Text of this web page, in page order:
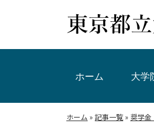
ホーム 大学
ホーム » 記事一覧 » 奨学金